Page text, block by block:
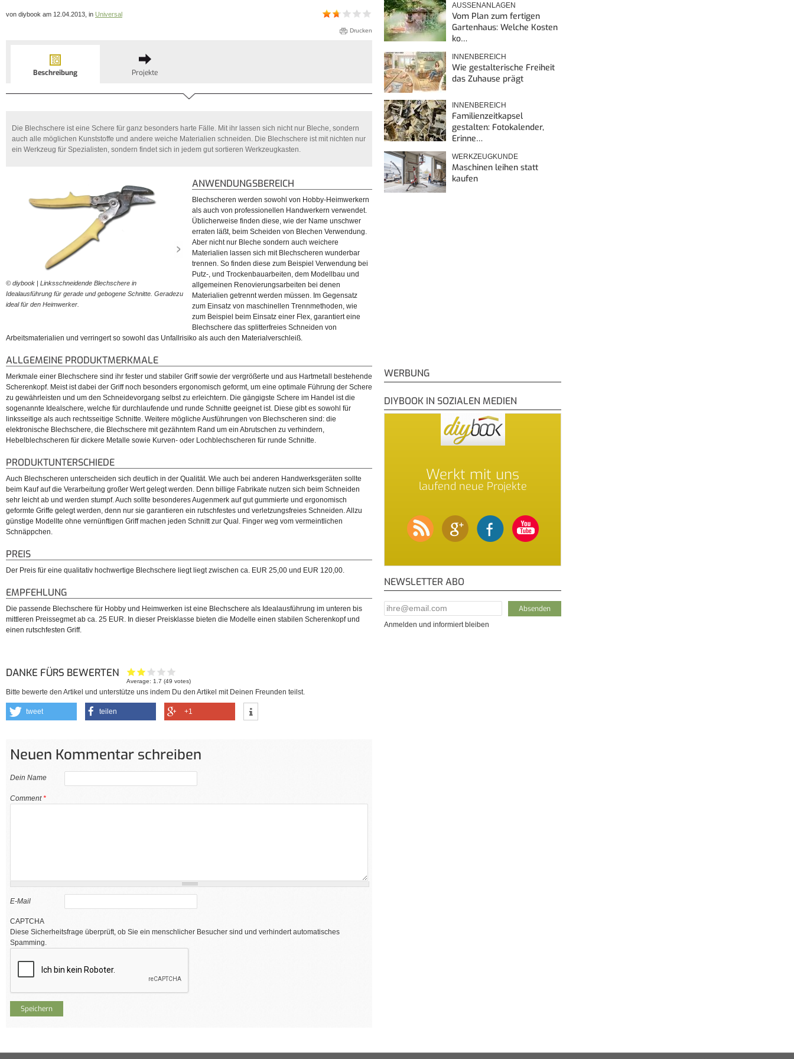
von diybook am 12.04.2013, in Universal
Drucken
Beschreibung Projekte
Die Blechschere ist eine Schere für ganz besonders harte Fälle. Mit ihr lassen sich nicht nur Bleche, sondern
auch alle möglichen Kunststoffe und andere weiche Materialien schneiden. Die Blechschere ist mit nichten nur
ein Werkzeug für Spezialisten, sondern findet sich in jedem gut sortieren Werkzeugkasten.
© diybook | Linksschneidende Blechschere in
Idealausführung für gerade und gebogene Schnitte. Geradezu
ideal für den Heimwerker.
© diybook | Traditionelle Blechschere. Das Schneiden fällt
mitunter schwer und die Arbeit wird zur Qual.
ANWENDUNGSBEREICH
Blechscheren werden sowohl von Hobby-Heimwerkern
als auch von professionellen Handwerkern verwendet.
Üblicherweise finden diese, wie der Name unschwer
erraten läßt, beim Scheiden von Blechen Verwendung.
Aber nicht nur Bleche sondern auch weichere
Materialien lassen sich mit Blechscheren wunderbar
trennen. So finden diese zum Beispiel Verwendung bei
Putz-, und Trockenbauarbeiten, dem Modellbau und
allgemeinen Renovierungsarbeiten bei denen
Materialien getrennt werden müssen. Im Gegensatz
zum Einsatz von maschinellen Trennmethoden, wie
zum Beispiel beim Einsatz einer Flex, garantiert eine
Blechschere das splitterfreies Schneiden von
Arbeitsmaterialien und verringert so sowohl das Unfallrisiko als auch den Materialverschleiß.
ALLGEMEINE PRODUKTMERKMALE
Merkmale einer Blechschere sind ihr fester und stabiler Griff sowie der vergrößerte und aus Hartmetall bestehende
Scherenkopf. Meist ist dabei der Griff noch besonders ergonomisch geformt, um eine optimale Führung der Schere
zu gewährleisten und um den Schneidevorgang selbst zu erleichtern. Die gängigste Schere im Handel ist die
sogenannte Idealschere, welche für durchlaufende und runde Schnitte geeignet ist. Diese gibt es sowohl für
linksseitige als auch rechtsseitige Schnitte. Weitere mögliche Ausführungen von Blechscheren sind: die
elektronische Blechschere, die Blechschere mit gezähntem Rand um ein Abrutschen zu verhindern,
Hebelblechscheren für dickere Metalle sowie Kurven- oder Lochblechscheren für runde Schnitte.
PRODUKTUNTERSCHIEDE
Auch Blechscheren unterscheiden sich deutlich in der Qualität. Wie auch bei anderen Handwerksgeräten sollte
beim Kauf auf die Verarbeitung großer Wert gelegt werden. Denn billige Fabrikate nutzen sich beim Schneiden
sehr leicht ab und werden stumpf. Auch sollte besonderes Augenmerk auf gut gummierte und ergonomisch
geformte Griffe gelegt werden, denn nur sie garantieren ein rutschfestes und verletzungsfreies Schneiden. Allzu
günstige Modellte ohne vernünftigen Griff machen jeden Schnitt zur Qual. Finger weg vom vermeintlichen
Schnäppchen.
PREIS
Der Preis für eine qualitativ hochwertige Blechschere liegt liegt zwischen ca. EUR 25,00 und EUR 120,00.
EMPFEHLUNG
Die passende Blechschere für Hobby und Heimwerken ist eine Blechschere als Idealausführung im unteren bis
mittleren Preissegmet ab ca. 25 EUR. In dieser Preisklasse bieten die Modelle einen stabilen Scherenkopf und
einen rutschfesten Griff.
DANKE FÜRS BEWERTEN
Average:1.7 (49 votes)
Bitte bewerte den Artikel und unterstütze uns indem Du den Artikel mit Deinen Freunden teilst.
tweet teilen +1
Neuen Kommentar schreiben
Dein Name
Comment*
E-Mail
CAPTCHA
Diese Sicherheitsfrage überprüft, ob Sie ein menschlicher Besucher sind und verhindert automatisches
Spamming.
AUSSENANLAGEN
Vom Plan zum fertigen
Gartenhaus: Welche Kosten
ko…
INNENBEREICH
Wie gestalterische Freiheit
das Zuhause prägt
INNENBEREICH
Familienzeitkapsel
gestalten: Fotokalender,
Erinne…
WERKZEUGKUNDE
Maschinen leihen statt
kaufen
WERBUNG
DIYBOOK IN SOZIALEN MEDIEN
Werkt mit uns
laufend neue Projekte
NEWSLETTER ABO
E-Mail Addresse*
Anmelden und informiert bleiben